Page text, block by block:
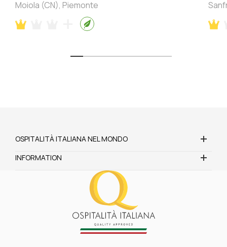
Moiola (CN), Piemonte
OSPITALITÀ ITALIANA NEL MONDO
INFORMATION